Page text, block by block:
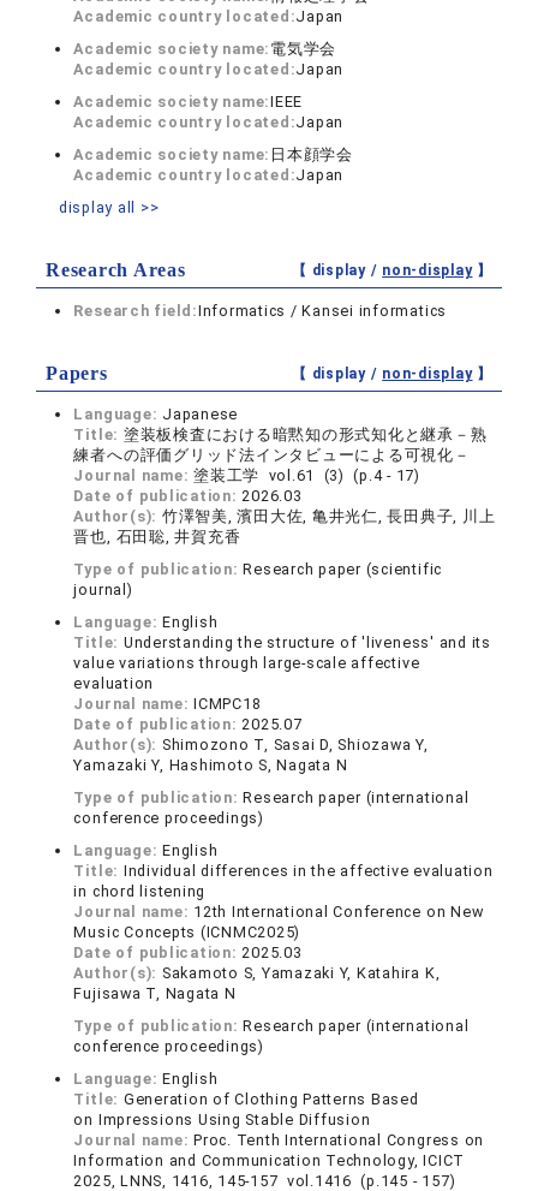
Academic country located:Japan
Academic society name: 電気学会
Academic country located:Japan
Academic society name:IEEE
Academic country located:Japan
Academic society name: 日本顔学会
Academic country located:Japan
display all >>
Research Areas 【 display / non-display】
Research field:Informatics / Kansei informatics
Papers 【 display / non-display】
Language: Japanese
Title: 塗装板検査における暗黙知の形式知化と継承－熟
練者への評価グリッド法インタビューによる可視化－
Journal name:塗装工学 vol.61 (3) (p.4 - 17)
Date of publication:2026.03
Author(s): 竹澤智美, 濱田大佐, 亀井光仁, 長田典子, 川上
晋也, 石田聡, 井賀充香
Type of publication:Research paper (scientific
journal)
Language:English
Title: Understanding the structure of 'liveness' and its
value variations through large-scale affective
evaluation
Journal name:ICMPC18
Date of publication:2025.07
Author(s): Shimozono T, Sasai D, Shiozawa Y,
Yamazaki Y, Hashimoto S, Nagata N
Type of publication:Research paper (international
conference proceedings)
Language:English
Title: Individual differences in the affective evaluation
in chord listening
Journal name: 12th International Conference on New
Music Concepts (ICNMC2025)
Date of publication:2025.03
Author(s): Sakamoto S, Yamazaki Y, Katahira K,
Fujisawa T, Nagata N
Type of publication:Research paper (international
conference proceedings)
Language:English
Title: Generation of Clothing Patterns Based
on Impressions Using Stable Diffusion
Journal name:Proc. Tenth International Congress on
Information and Communication Technology, ICICT
2025, LNNS, 1416, 145-157 vol.1416 (p.145 - 157)